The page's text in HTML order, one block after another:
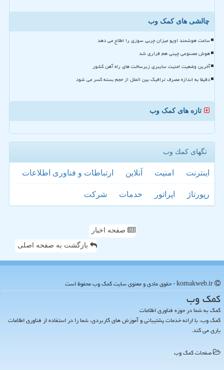
چالشی های کمک وب
ساعت هوشمند اوپو میزان چربی سوزی را اطلاع می دهد
هوش مصنوعی چینی هم فراری شد
آخرین وضعیت امنیت سایبری زیرساخت های راه آهن کشور
دقیقا به اندازه مصرف ترافیک بین الملل از حجم بسته کسر می شود
تازه های کمک وب
تگهای كمك وب
اینترنت امنیت آنلاین ارتباطات و فناوری اطلاعات
رپورتاژ اپراتور خدمات شركت
صفحه اخبار
بازگشت به صفحه اصلی
كمك وب
کمک به شما در حوزه فناوری اطلاعات
کمک وب، با ارائه خدمات پشتیبانی و آموزش های کاربردی، شما را در استفاده از فناوری اطلاعات
یاری می کند.
صفحات كمك وب